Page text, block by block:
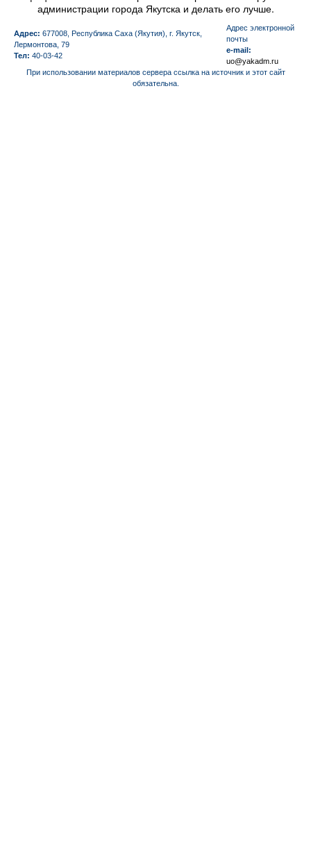
администрации города Якутска и делать его лучше.
Адрес: 677008, Республика Саха (Якутия), г. Якутск,
Лермонтова, 79
Тел: 40-03-42
Aдрес электронной
почты
e-mail:
uo@yakadm.ru
При использовании материалов сервера ссылка на источник и этот сайт
обязательна.